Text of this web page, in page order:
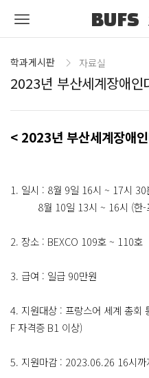
BUFS
학과게시판 자료실
2023년 부산세계장애인
< 2023년 부산세계장애
1. 일시 : 8월 9일 16시 ~ 17시
8월 10일 13시 ~ 16시 (한-
2. 장소 : BEXCO 109호 ~ 110호
3. 급여 : 일급 90만원
4. 지원대상 : 프랑스어 세계 총회
F 자격증 B1 이상)
5. 지원마감 : 2023.06.26 16시까